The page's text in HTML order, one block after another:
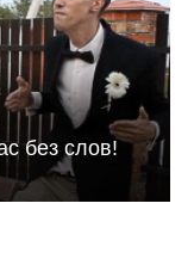
без слов!